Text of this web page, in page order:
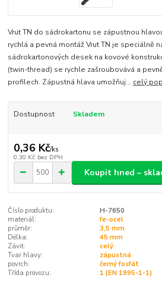
Vrut TN do sádrokartonu se zápustnou
rychlá a pevná montáž Vrut TN je speciálně
sádrokartonových desek na kovové
(twin-thread) se rychle zašroubovává a
profilech. Zápustná hlava umožňuj... celý
Dostupnost Skladem
0,36 Kč/ks
0,30 Kč bez DPH
Koupit hned –
Číslo produktu:
H-7650
materiál:
fe-ocel
průměr:
3,5 mm
Délka:
45 mm
Závit:
celý
Tvar hlavy:
zápustná
povrch:
černý fosfát
Třída provozu:
1 (EN 1995-1-1)